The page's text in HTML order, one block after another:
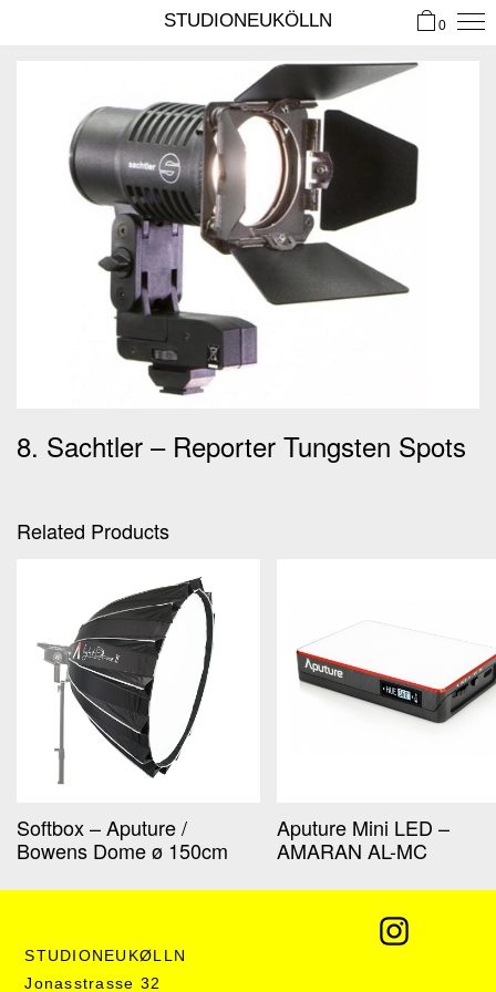
STUDIONEUKÖLLN 0
8. Sachtler – Reporter Tungsten Spots
Related Products
Softbox – Aputure /
Bowens Dome ø 150cm
Aputure Mini LED –
AMARAN AL-MC
STUDIONEUKØLLN
Jonasstrasse 32